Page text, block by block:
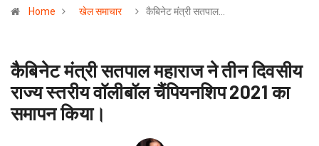
Home खेल समाचार कैबिनेट मंत्री सतपाल…
कैबिनेट मंत्री सतपाल महाराज ने तीन दिवसीय
राज्य स्तरीय वॉलीबॉल चैंपियनशिप 2021 का
समापन किया।